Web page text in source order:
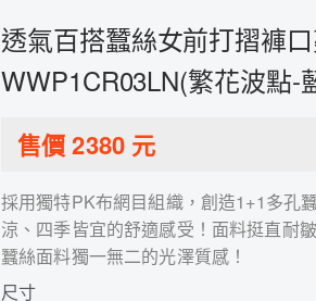
透氣百搭蠶絲女前打摺褲
WWP1CR03LN(繁花波點-
售價2380 元
採用獨特PK布網目組織，創造1+1多孔
涼、四季皆宜的舒適感受！面料挺直耐
蠶絲面料獨一無二的光澤質感！
尺寸